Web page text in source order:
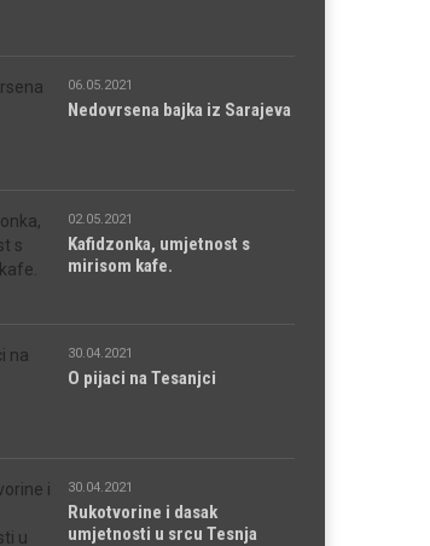
06.05.2021
Nedovrsena bajka iz Sarajeva
02.05.2021
Kafidzonka, umjetnost s
mirisom kafe.
30.04.2021
O pijaci na Tesanjci
30.04.2021
Rukotvorine i dasak
umjetnosti u srcu Tesnja